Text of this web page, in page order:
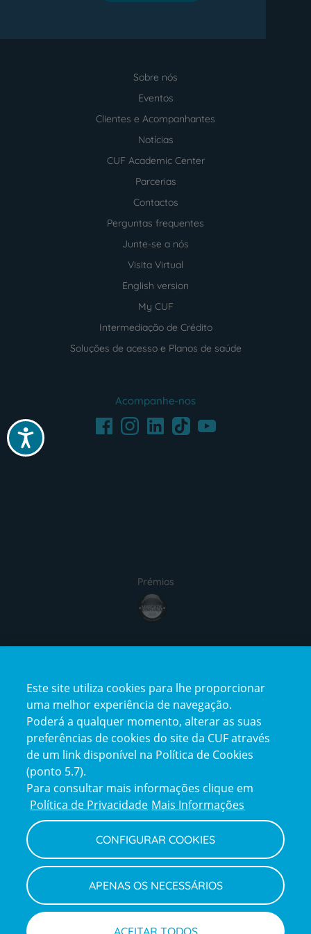
Acessibilidade
Pediatria ou a Anestesiologia e serviços com o
Atendimento Permanente, o Internamento e os
Cuidados Intensivos e Intermédios.
Sobre nós
Eventos
Clientes e Acompanhantes
Notícias
CUF Academic Center
Parcerias
Contactos
Perguntas frequentes
Junte-se a nós
Visita Virtual
English version
My CUF
Intermediação de Crédito
Soluções de acesso e Planos de saúde
Acompanhe-nos
FacebookInstagramLinkedInTikTokYoutube
Prémios
Reclamações
e
elogios
Policy
Política de Privacidade e Cookies
Termos e Condições
Declaração de Acessibilidade
Canal de Denúncias
Informações legais
Este site utiliza cookies para lhe proporcionar
uma melhor experiência de navegação.
Poderá a qualquer momento, alterar as suas
preferências de cookies do site da CUF através
de um link disponível na Política de Cookies
(ponto 5.7).
Para consultar mais informações clique em
Política de Privacidade Mais Informações
CONFIGURAR COOKIES
APENAS OS NECESSÁRIOS
ACEITAR TODOS